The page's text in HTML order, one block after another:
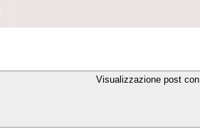
Visualizzazione post